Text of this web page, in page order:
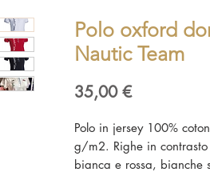
Polo oxford
Nautic Team
35,00 €Prezzo
Polo in jersey 100%
g/m2. Righe in contrasto
bianca e rossa, bianche